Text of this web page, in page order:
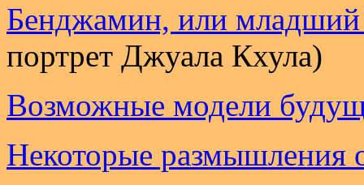
Бенджамин, или младший
портрет Джуала Кхула)
Возможные модели
Некоторые размышления